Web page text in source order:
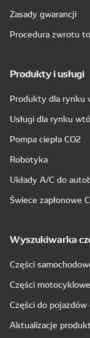
Zasady gwarancji
Procedura zwrotu
Produkty i usługi
Produkty dla rynku
Usługi dla rynku
Pompa ciepła CO2
Robotyka
Układy A/C do
Świece zapłonowe
Wyszukiwarka
Części
Części motocyklowe
Części do
Aktualizacje